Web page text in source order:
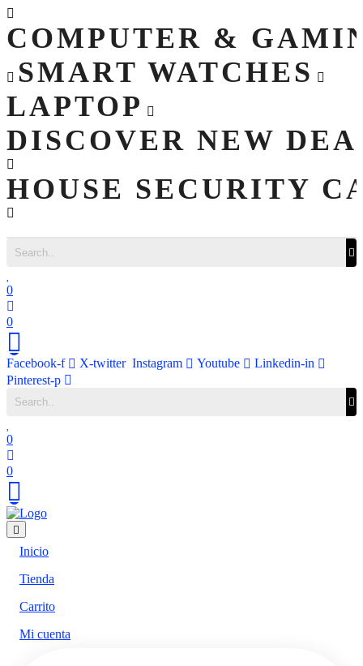
0
0
Facebook-f X-twitter Instagram Youtube
Linkedin-in
Pinterest-p
0
0
Inicio
Tienda
Carrito
Mi cuenta